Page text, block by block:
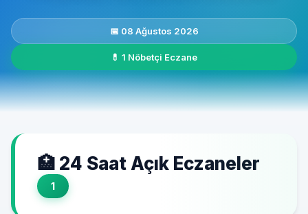
📅 08 Ağustos 2026
💊 1 Nöbetçi Eczane
🏥 24 Saat Açık Eczaneler
1